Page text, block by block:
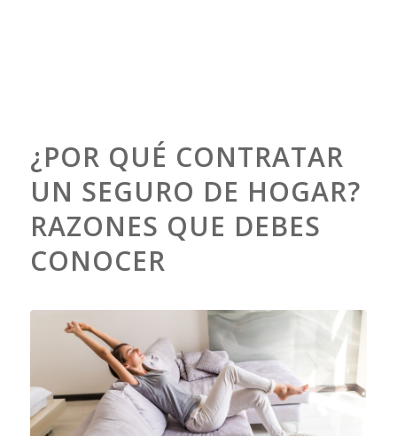
¿POR QUÉ CONTRATAR
UN SEGURO DE HOGAR?
RAZONES QUE DEBES
CONOCER